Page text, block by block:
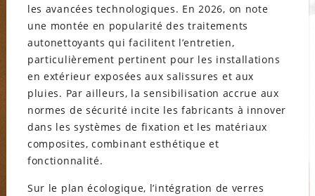
les avancées technologiques. En 2026, on note
une montée en popularité des traitements
autonettoyants qui facilitent l’entretien,
particulièrement pertinent pour les installations
en extérieur exposées aux salissures et aux
pluies. Par ailleurs, la sensibilisation accrue aux
normes de sécurité incite les fabricants à innover
dans les systèmes de fixation et les matériaux
composites, combinant esthétique et
fonctionnalité.
Sur le plan écologique, l’intégration de verres